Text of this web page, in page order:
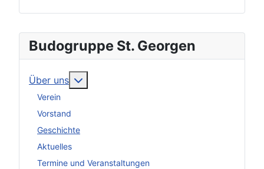
Budogruppe St. Georgen
Über uns
Verein
Vorstand
Geschichte
Aktuelles
Termine und Veranstaltungen